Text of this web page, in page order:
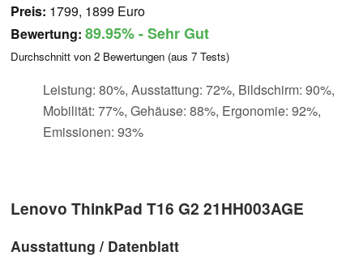
Preis: 1799, 1899 Euro
Bewertung: 89.95%- Sehr Gut
Durchschnitt von 2 Bewertungen (aus 7 Tests)
Leistung: 80%, Ausstattung: 72%, Bildschirm: 90%,
Mobilität: 77%, Gehäuse: 88%, Ergonomie: 92%,
Emissionen: 93%
Lenovo ThinkPad T16 G2 21HH003AGE
Ausstattung / Datenblatt